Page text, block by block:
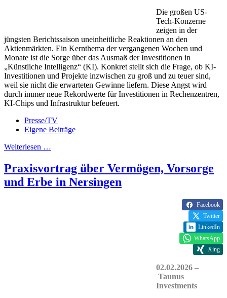
Die großen US-
Tech-Konzerne
zeigen in der
jüngsten Berichtssaison uneinheitliche Reaktionen an den
Aktienmärkten. Ein Kernthema der vergangenen Wochen und
Monate ist die Sorge über das Ausmaß der Investitionen in
„Künstliche Intelligenz“ (KI). Konkret stellt sich die Frage, ob KI-
Investitionen und Projekte inzwischen zu groß und zu teuer sind,
weil sie nicht die erwarteten Gewinne liefern. Diese Angst wird
durch immer neue Rekordwerte für Investitionen in Rechenzentren,
KI-Chips und Infrastruktur befeuert.
Presse/TV
Eigene Beiträge
Weiterlesen …
Praxisvortrag über Vermögen, Vorsorge
und Erbe in Nersingen
Facebook
Twitter
LinkedIn
WhatsApp
Xing
02.02.2026 –
Taunus
Investments